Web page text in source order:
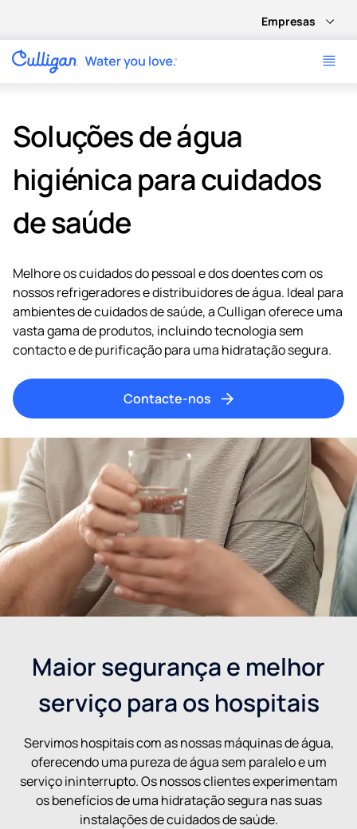
Empresas
Soluções de água
higiénica para cuidados
de saúde
Melhore os cuidados do pessoal e dos doentes com os
nossos refrigeradores e distribuidores de água. Ideal para
ambientes de cuidados de saúde, a Culligan oferece uma
vasta gama de produtos, incluindo tecnologia sem
contacto e de purificação para uma hidratação segura.
Contacte-nos
Maior segurança e melhor
serviço para os hospitais
Servimos hospitais com as nossas máquinas de água,
oferecendo uma pureza de água sem paralelo e um
serviço ininterrupto. Os nossos clientes experimentam
os benefícios de uma hidratação segura nas suas
instalações de cuidados de saúde.